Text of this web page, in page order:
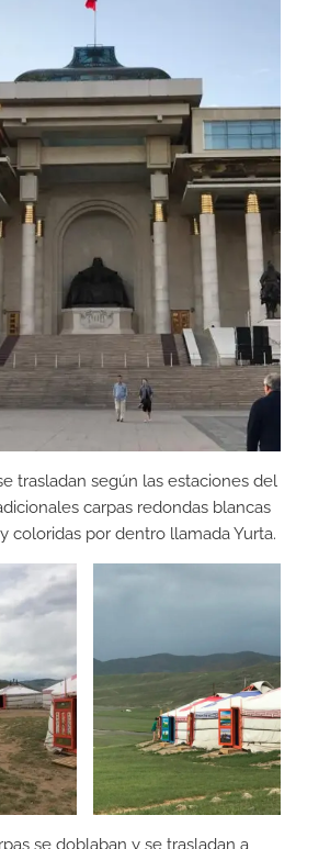
trasladan según las estaciones del
carpas redondas blancas
coloridas por dentro llamada Yurta.
se doblaban y se trasladan a